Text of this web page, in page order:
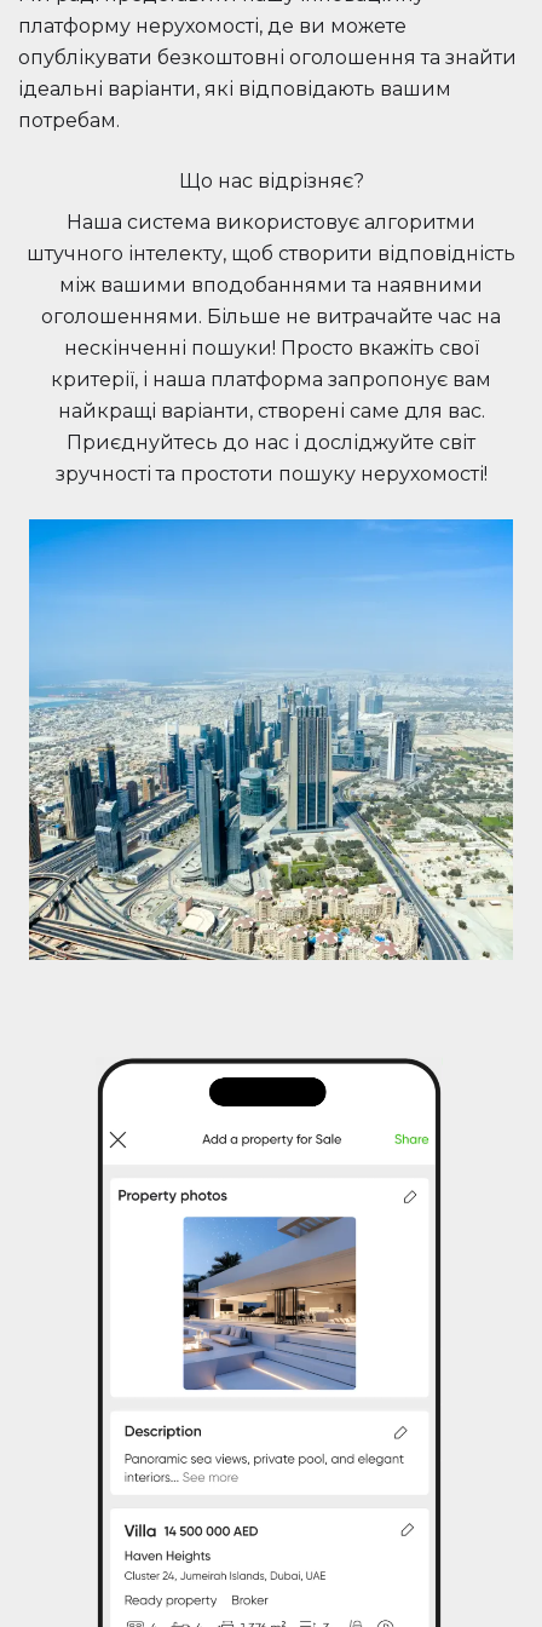
платформу нерухомості, де ви можете
опублікувати безкоштовні оголошення та знайти
ідеальні варіанти, які відповідають вашим
потребам.
Що нас відрізняє?
Наша система використовує алгоритми
штучного інтелекту, щоб створити відповідність
між вашими вподобаннями та наявними
оголошеннями. Більше не витрачайте час на
нескінченні пошуки! Просто вкажіть свої
критерії, і наша платформа запропонує вам
найкращі варіанти, створені саме для вас.
Приєднуйтесь до нас і досліджуйте світ
зручності та простоти пошуку нерухомості!